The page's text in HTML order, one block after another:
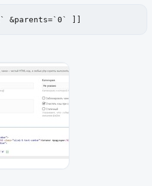
&parents=`0` ]]